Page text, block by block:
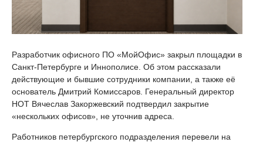
Разработчик офисного ПО «МойОфис» закрыл площадки в
Санкт-Петербурге и Иннополисе. Об этом рассказали
действующие и бывшие сотрудники компании, а также её
основатель Дмитрий Комиссаров. Генеральный директор
НОТ Вячеслав Закоржевский подтвердил закрытие
«нескольких офисов», не уточнив адреса.
Работников петербургского подразделения перевели на